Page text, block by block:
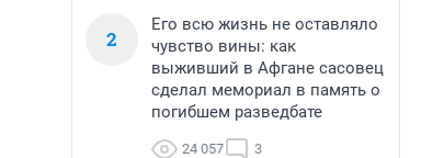
2
Его всю жизнь не оставляло
чувство вины: как
выживший в Афгане сасовец
сделал мемориал в память о
погибшем разведбате
24 057 3